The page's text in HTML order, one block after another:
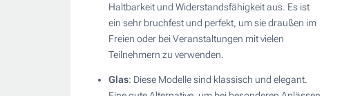
Haltbarkeit und Widerstandsfähigkeit aus. Es ist
ein sehr bruchfest und perfekt, um sie draußen im
Freien oder bei Veranstaltungen mit vielen
Teilnehmern zu verwenden.
Glas: Diese Modelle sind klassisch und elegant.